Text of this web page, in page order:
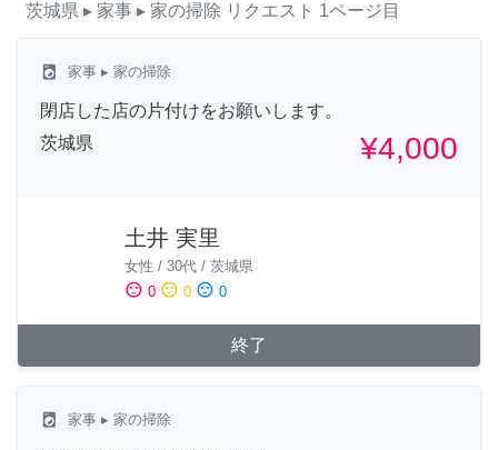
茨城県 ▸ 家事 ▸ 家の掃除 リクエスト 1ページ目
local_laundry_service 家事 ▸ 家の掃除
閉店した店の片付けをお願いします。
茨城県
¥4,000
土井 実里
女性 / 30代 / 茨城県
sentiment_satisfied 0 sentiment_neutral 0 sentiment_dissatisfied 0
終了
local_laundry_service 家事 ▸ 家の掃除